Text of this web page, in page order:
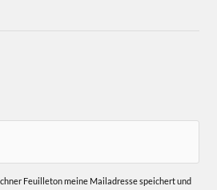
Feuilleton meine Mailadresse speichert und